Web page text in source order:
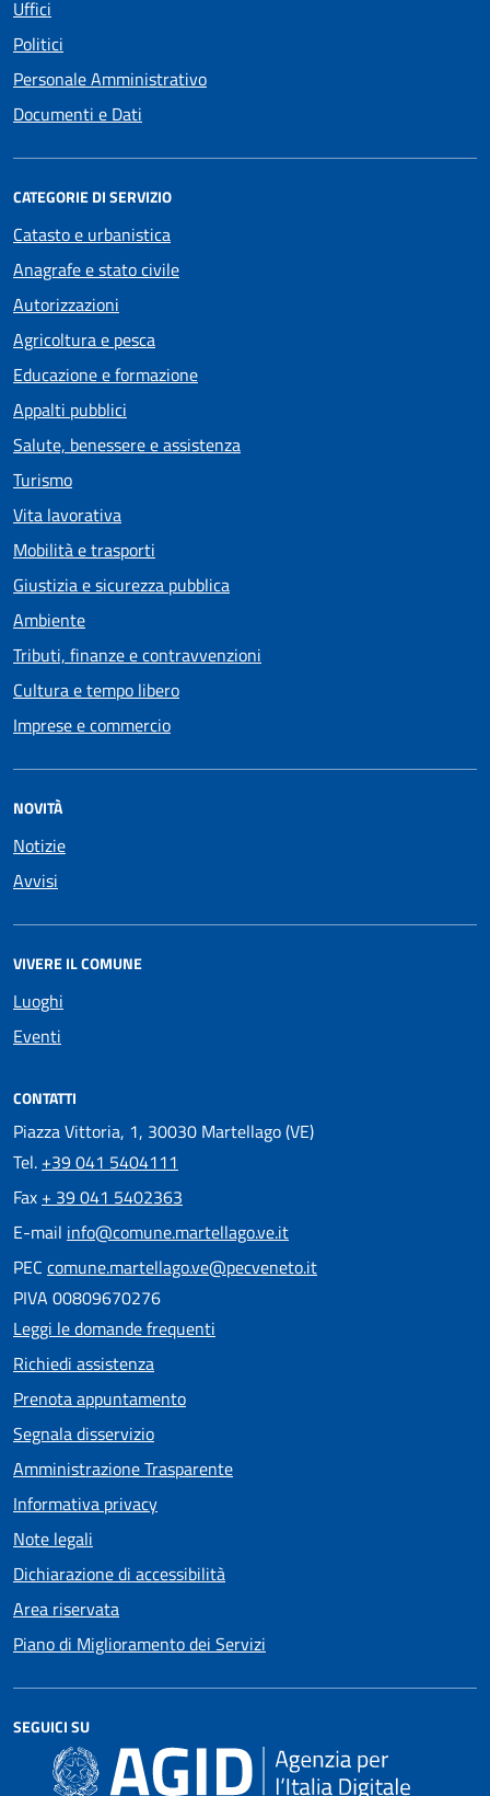
Uffici
Politici
Personale Amministrativo
Documenti e Dati
CATEGORIE DI SERVIZIO
Catasto e urbanistica
Anagrafe e stato civile
Autorizzazioni
Agricoltura e pesca
Educazione e formazione
Appalti pubblici
Salute, benessere e assistenza
Turismo
Vita lavorativa
Mobilità e trasporti
Giustizia e sicurezza pubblica
Ambiente
Tributi, finanze e contravvenzioni
Cultura e tempo libero
Imprese e commercio
NOVITÀ
Notizie
Avvisi
VIVERE IL COMUNE
Luoghi
Eventi
CONTATTI
Piazza Vittoria, 1, 30030 Martellago (VE)
Tel. +39 041 5404111
Fax + 39 041 5402363
E-mail info@comune.martellago.ve.it
PEC comune.martellago.ve@pecveneto.it
PIVA 00809670276
Leggi le domande frequenti
Richiedi assistenza
Prenota appuntamento
Segnala disservizio
Amministrazione Trasparente
Informativa privacy
Note legali
Dichiarazione di accessibilità
Area riservata
Piano di Miglioramento dei Servizi
SEGUICI SU